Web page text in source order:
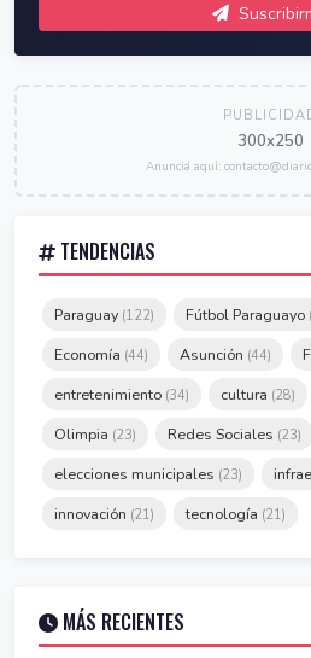
300x250
Anunciá aquí:
TENDENCIAS
Paraguay (122) Fútbol Paraguayo
Economía (44) Asunción (44)
entretenimiento (34) cultura (28)
Olimpia (23) Redes Sociales (23)
elecciones municipales (23)
innovación (21) tecnología (21)
MÁS RECIENTES